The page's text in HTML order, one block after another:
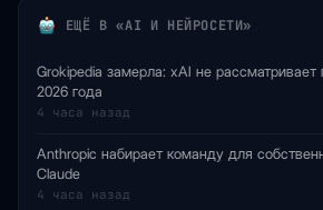
ЕЩЁ В «AI И НЕЙРОСЕТИ»
Grokipedia замерла: xAI не рассматривает
2026 года
4 часа назад
Anthropic набирает команду для
Claude
4 часа назад